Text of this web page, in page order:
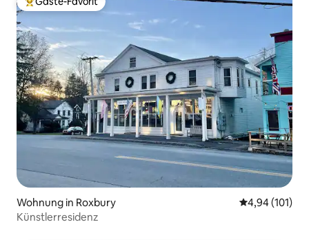
Beliebter Gäste-Favorit.
Wohnung in Roxbury
4,94 (101)
Künstlerresidenz